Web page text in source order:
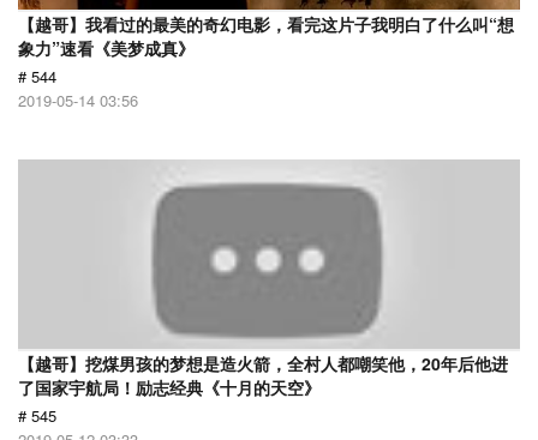
【越哥】我看过的最美的奇幻电影，看完这片子我明白了什么叫“想
象力”速看《美梦成真》
# 544
2019-05-14 03:56
【越哥】挖煤男孩的梦想是造火箭，全村人都嘲笑他，20年后他进
了国家宇航局！励志经典《十月的天空》
# 545